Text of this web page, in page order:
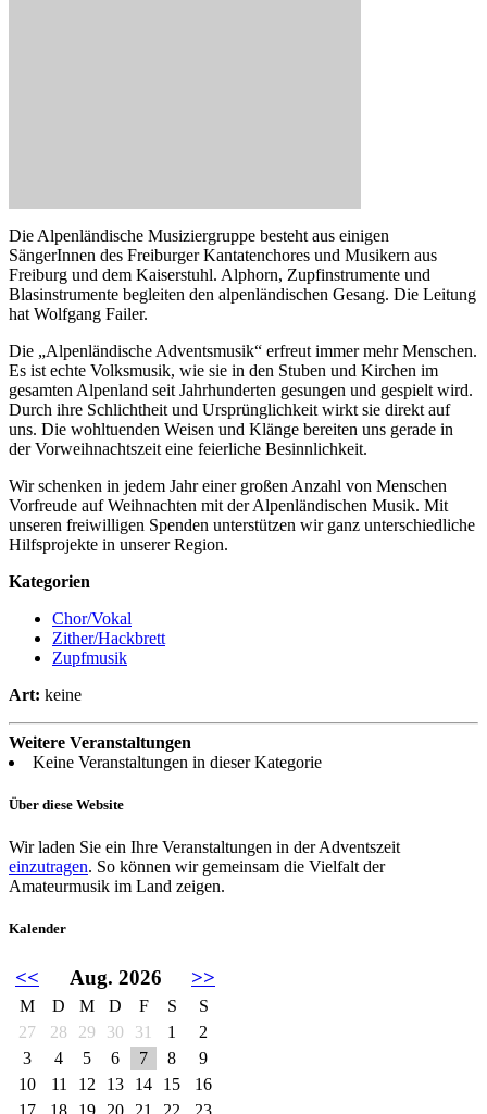
Die Alpenländische Musiziergruppe besteht aus einigen
SängerInnen des Freiburger Kantatenchores und Musikern aus
Freiburg und dem Kaiserstuhl. Alphorn, Zupfinstrumente und
Blasinstrumente begleiten den alpenländischen Gesang. Die Leitung
hat Wolfgang Failer.
Die „Alpenländische Adventsmusik“ erfreut immer mehr Menschen.
Es ist echte Volksmusik, wie sie in den Stuben und Kirchen im
gesamten Alpenland seit Jahrhunderten gesungen und gespielt wird.
Durch ihre Schlichtheit und Ursprünglichkeit wirkt sie direkt auf
uns. Die wohltuenden Weisen und Klänge bereiten uns gerade in
der Vorweihnachtszeit eine feierliche Besinnlichkeit.
Wir schenken in jedem Jahr einer großen Anzahl von Menschen
Vorfreude auf Weihnachten mit der Alpenländischen Musik. Mit
unseren freiwilligen Spenden unterstützen wir ganz unterschiedliche
Hilfsprojekte in unserer Region.
Kategorien
Chor/Vokal
Zither/Hackbrett
Zupfmusik
Art: keine
Weitere Veranstaltungen
Keine Veranstaltungen in dieser Kategorie
Über diese Website
Wir laden Sie ein Ihre Veranstaltungen in der Adventszeit
einzutragen. So können wir gemeinsam die Vielfalt der
Amateurmusik im Land zeigen.
Kalender
<< Aug. 2026 >>
M D M D F S
S
27
28 29 30 31 1
2
3
4 5 6 7 8
9
10
11 12 13 14 15
16